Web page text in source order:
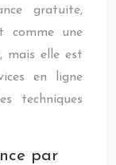
gratuite,
comme une
mais elle est
en ligne
techniques
par